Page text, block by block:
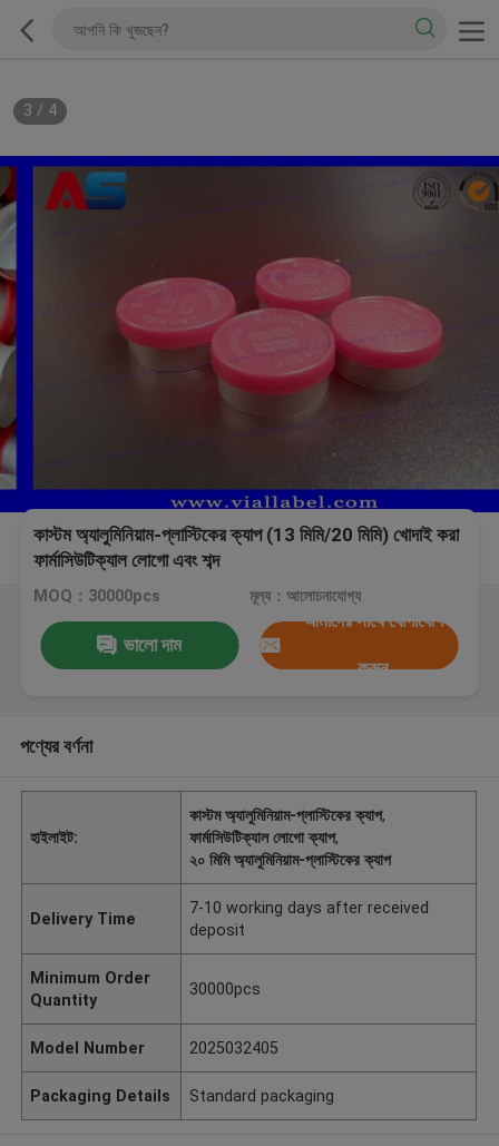
3 / 4
কাস্টম অ্যালুমিনিয়াম-প্লাস্টিকের ক্যাপ (13 মিমি/20 মিমি) খোদাই করা
ফার্মাসিউটিক্যাল লোগো এবং শব্দ
MOQ：30000pcs মূল্য：আলোচনাযোগ্য
ভালো দাম
আমাদের সাথে যোগাযোগ
করুন
পণ্যের বর্ণনা
হাইলাইট:
কাস্টম অ্যালুমিনিয়াম-প্লাস্টিকের ক্যাপ,
ফার্মাসিউটিক্যাল লোগো ক্যাপ,
২০ মিমি অ্যালুমিনিয়াম-প্লাস্টিকের ক্যাপ
Delivery Time
7-10 working days after received
deposit
Minimum Order
Quantity
30000pcs
Model Number 2025032405
Packaging Details Standard packaging